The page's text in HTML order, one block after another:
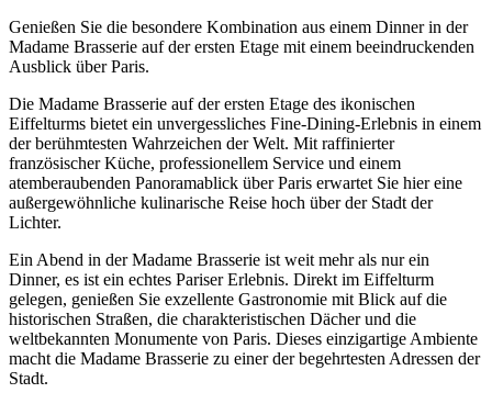
Genießen Sie die besondere Kombination aus einem Dinner in der
Madame Brasserie auf der ersten Etage mit einem beeindruckenden
Ausblick über Paris.
Die Madame Brasserie auf der ersten Etage des ikonischen
Eiffelturms bietet ein unvergessliches Fine-Dining-Erlebnis in einem
der berühmtesten Wahrzeichen der Welt. Mit raffinierter
französischer Küche, professionellem Service und einem
atemberaubenden Panoramablick über Paris erwartet Sie hier eine
außergewöhnliche kulinarische Reise hoch über der Stadt der
Lichter.
Ein Abend in der Madame Brasserie ist weit mehr als nur ein
Dinner, es ist ein echtes Pariser Erlebnis. Direkt im Eiffelturm
gelegen, genießen Sie exzellente Gastronomie mit Blick auf die
historischen Straßen, die charakteristischen Dächer und die
weltbekannten Monumente von Paris. Dieses einzigartige Ambiente
macht die Madame Brasserie zu einer der begehrtesten Adressen der
Stadt.